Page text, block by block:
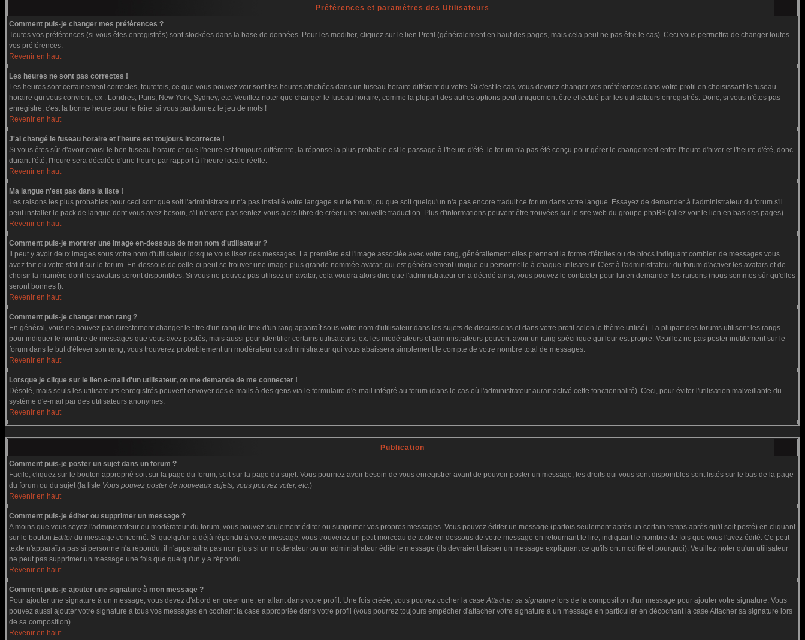
Préférences et paramètres des Utilisateurs
Comment puis-je changer mes préférences ?
Toutes vos préférences (si vous êtes enregistrés) sont stockées dans la base de données. Pour les modifier, cliquez sur le lien Profil (généralement en haut des pages, mais cela peut ne pas être le cas). Ceci vous permettra de changer toutes
vos préférences.
Revenir en haut
Les heures ne sont pas correctes !
Les heures sont certainement correctes, toutefois, ce que vous pouvez voir sont les heures affichées dans un fuseau horaire différent du votre. Si c'est le cas, vous devriez changer vos préférences dans votre profil en choisissant le fuseau
horaire qui vous convient, ex : Londres, Paris, New York, Sydney, etc. Veuillez noter que changer le fuseau horaire, comme la plupart des autres options peut uniquement être effectué par les utilisateurs enregistrés. Donc, si vous n'êtes pas
enregistré, c'est la bonne heure pour le faire, si vous pardonnez le jeu de mots !
Revenir en haut
J'ai changé le fuseau horaire et l'heure est toujours incorrecte !
Si vous êtes sûr d'avoir choisi le bon fuseau horaire et que l'heure est toujours différente, la réponse la plus probable est le passage à l'heure d'été. le forum n'a pas été conçu pour gérer le changement entre l'heure d'hiver et l'heure d'été, donc
durant l'été, l'heure sera décalée d'une heure par rapport à l'heure locale réelle.
Revenir en haut
Ma langue n'est pas dans la liste !
Les raisons les plus probables pour ceci sont que soit l'administrateur n'a pas installé votre langage sur le forum, ou que soit quelqu'un n'a pas encore traduit ce forum dans votre langue. Essayez de demander à l'administrateur du forum s'il
peut installer le pack de langue dont vous avez besoin, s'il n'existe pas sentez-vous alors libre de créer une nouvelle traduction. Plus d'informations peuvent être trouvées sur le site web du groupe phpBB (allez voir le lien en bas des pages).
Revenir en haut
Comment puis-je montrer une image en-dessous de mon nom d'utilisateur ?
Il peut y avoir deux images sous votre nom d'utilisateur lorsque vous lisez des messages. La première est l'image associée avec votre rang, générallement elles prennent la forme d'étoiles ou de blocs indiquant combien de messages vous
avez fait ou votre statut sur le forum. En-dessous de celle-ci peut se trouver une image plus grande nommée avatar, qui est généralement unique ou personnelle à chaque utilisateur. C'est à l'administrateur du forum d'activer les avatars et de
choisir la manière dont les avatars seront disponibles. Si vous ne pouvez pas utilisez un avatar, cela voudra alors dire que l'administrateur en a décidé ainsi, vous pouvez le contacter pour lui en demander les raisons (nous sommes sûr qu'elles
seront bonnes !).
Revenir en haut
Comment puis-je changer mon rang ?
En général, vous ne pouvez pas directement changer le titre d'un rang (le titre d'un rang apparaît sous votre nom d'utilisateur dans les sujets de discussions et dans votre profil selon le thème utilisé). La plupart des forums utilisent les rangs
pour indiquer le nombre de messages que vous avez postés, mais aussi pour identifier certains utilisateurs, ex: les modérateurs et administrateurs peuvent avoir un rang spécifique qui leur est propre. Veuillez ne pas poster inutilement sur le
forum dans le but d'élever son rang, vous trouverez probablement un modérateur ou administrateur qui vous abaissera simplement le compte de votre nombre total de messages.
Revenir en haut
Lorsque je clique sur le lien e-mail d'un utilisateur, on me demande de me connecter !
Désolé, mais seuls les utilisateurs enregistrés peuvent envoyer des e-mails à des gens via le formulaire d'e-mail intégré au forum (dans le cas où l'administrateur aurait activé cette fonctionnalité). Ceci, pour éviter l'utilisation malveillante du
système d'e-mail par des utilisateurs anonymes.
Revenir en haut
Publication
Comment puis-je poster un sujet dans un forum ?
Facile, cliquez sur le bouton approprié soit sur la page du forum, soit sur la page du sujet. Vous pourriez avoir besoin de vous enregistrer avant de pouvoir poster un message, les droits qui vous sont disponibles sont listés sur le bas de la page
du forum ou du sujet (la liste Vous pouvez poster de nouveaux sujets, vous pouvez voter, etc.)
Revenir en haut
Comment puis-je éditer ou supprimer un message ?
A moins que vous soyez l'administrateur ou modérateur du forum, vous pouvez seulement éditer ou supprimer vos propres messages. Vous pouvez éditer un message (parfois seulement après un certain temps après qu'il soit posté) en cliquant
sur le bouton Editerdu message concerné. Si quelqu'un a déjà répondu à votre message, vous trouverez un petit morceau de texte en dessous de votre message en retournant le lire, indiquant le nombre de fois que vous l'avez édité. Ce petit
texte n'apparaîtra pas si personne n'a répondu, il n'apparaîtra pas non plus si un modérateur ou un administrateur édite le message (ils devraient laisser un message expliquant ce qu'ils ont modifié et pourquoi). Veuillez noter qu'un utilisateur
ne peut pas supprimer un message une fois que quelqu'un y a répondu.
Revenir en haut
Comment puis-je ajouter une signature à mon message ?
Pour ajouter une signature à un message, vous devez d'abord en créer une, en allant dans votre profil. Une fois créée, vous pouvez cocher la caseAttacher sa signature lors de la composition d'un message pour ajouter votre signature. Vous
pouvez aussi ajouter votre signature à tous vos messages en cochant la case appropriée dans votre profil (vous pourrez toujours empêcher d'attacher votre signature à un message en particulier en décochant la case Attacher sa signature lors
de sa composition).
Revenir en haut